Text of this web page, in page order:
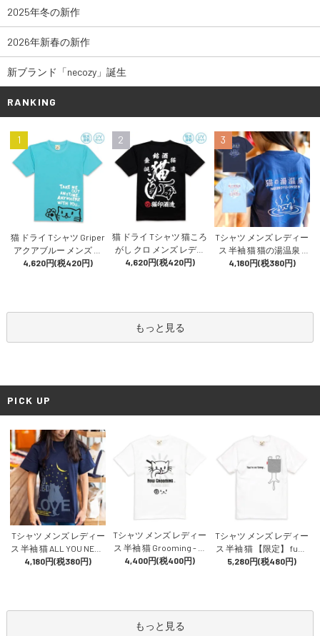
2025年冬の新作
2026年新春の新作
新ブランド「necozy」誕生
RANKING
1
猫 ドライ Tシャツ Griper
アクアブルー メンズ レ
ディース 半袖 プリント
4,620円(税420円)
2
猫 ドライ Tシャツ 猫ころ
がし クロ メンズ レディ
ース 半袖 日本酒 酒造 猫
4,620円(税420円)
3
Tシャツ メンズ レディー
ス 半袖 猫 猫の湯温泉 -
アイイロ おもしろ ネコ
4,180円(税380円)
もっと見る
PICK UP
Tシャツ メンズ レディー
ス 半袖 猫 ALL YOU NEED
IS LOVE - ネイビー ネコ
4,180円(税380円)
Tシャツ メンズ レディー
ス 半袖 猫 Grooming - ホ
ワイト ネコ ねこ 猫柄 雑
4,400円(税400円)
Tシャツ メンズ レディー
ス 半袖 猫 【限定】 funn
y cat - ホワイト ネコ ねこ
5,280円(税480円)
もっと見る